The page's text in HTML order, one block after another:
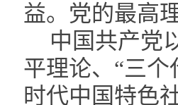
益。党的最高
中国共产党
平理论、“三
时代中国特色